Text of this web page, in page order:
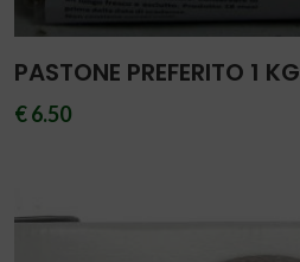
PASTONE PREFERITO 1 KG
€ 6.50